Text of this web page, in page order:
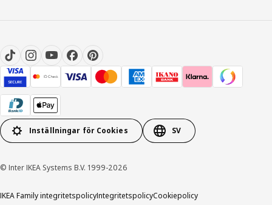
Inställningar för Cookies SV
© Inter IKEA Systems B.V. 1999-2026
IKEA Family integritetspolicyIntegritetspolicyCookiepolicy